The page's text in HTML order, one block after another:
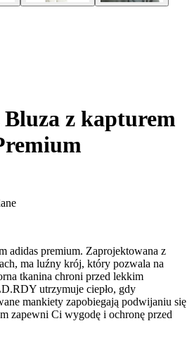
Bluza z kapturem
adidas premium. Zaprojektowana z
ma luźny krój, który pozwala na
tkanina chroni przed lekkim
utrzymuje ciepło, gdy
mankiety zapobiegają podwijaniu się
zapewni Ci wygodę i ochronę przed